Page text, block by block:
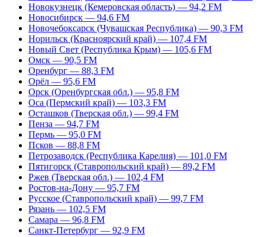
Новокузнецк (Кемеровская область) — 94,2 FM
Новосибирск — 94,6 FM
Новочебоксарск (Чувашская Республика) — 90,3 FM
Норильск (Красноярский край) — 107,4 FM
Новый Свет (Республика Крым) — 105,6 FM
Омск — 90,5 FM
Оренбург — 88,3 FM
Орёл — 95,6 FM
Орск (Оренбургская обл.) — 95,8 FM
Оса (Пермский край) — 103,3 FM
Осташков (Тверская обл.) — 99,4 FM
Пенза — 94,7 FM
Пермь — 95,0 FM
Псков — 88,8 FM
Петрозаводск (Республика Карелия) — 101,0 FM
Пятигорск (Ставропольский край) — 89,2 FM
Ржев (Тверская обл.) — 102,4 FM
Ростов-на-Дону — 95,7 FM
Русское (Ставропольский край) — 99,7 FM
Рязань — 102,5 FM
Самара — 96,8 FM
Санкт-Петербург — 92,9 FM